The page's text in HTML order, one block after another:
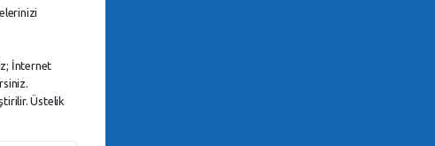
İnternet
Üstelik